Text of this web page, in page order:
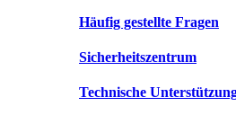
Häufig gestellte Fragen
Sicherheitszentrum
Technische